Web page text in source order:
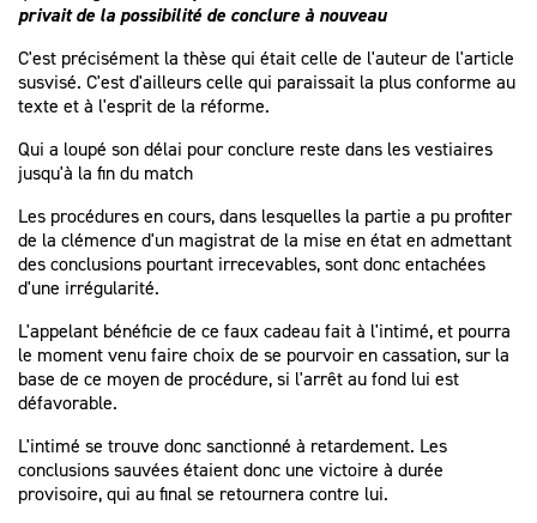
privait de la possibilité de conclure à nouveau
C'est précisément la thèse qui était celle de l'auteur de l'article
susvisé. C'est d'ailleurs celle qui paraissait la plus conforme au
texte et à l'esprit de la réforme.
Qui a loupé son délai pour conclure reste dans les vestiaires
jusqu'à la fin du match
Les procédures en cours, dans lesquelles la partie a pu profiter
de la clémence d'un magistrat de la mise en état en admettant
des conclusions pourtant irrecevables, sont donc entachées
d'une irrégularité.
L'appelant bénéficie de ce faux cadeau fait à l'intimé, et pourra
le moment venu faire choix de se pourvoir en cassation, sur la
base de ce moyen de procédure, si l'arrêt au fond lui est
défavorable.
L'intimé se trouve donc sanctionné à retardement. Les
conclusions sauvées étaient donc une victoire à durée
provisoire, qui au final se retournera contre lui.